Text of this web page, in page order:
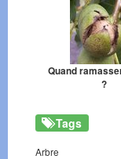
Quand
?
Tags
Arbre